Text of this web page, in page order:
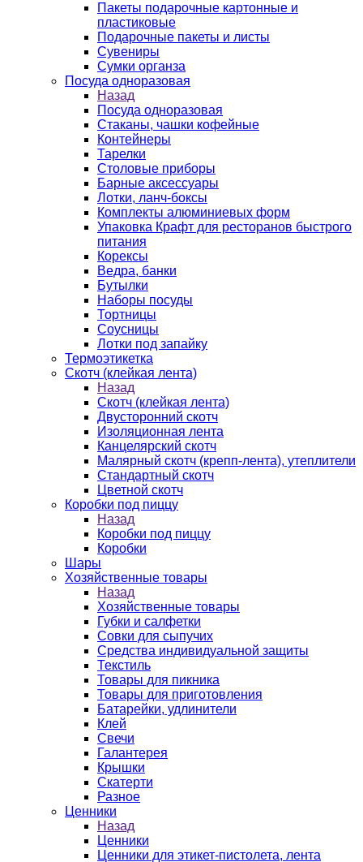
Пакеты подарочные картонные и
пластиковые
Подарочные пакеты и листы
Сувениры
Сумки органза
Посуда одноразовая
Назад
Посуда одноразовая
Стаканы, чашки кофейные
Контейнеры
Тарелки
Столовые приборы
Барные аксессуары
Лотки, ланч-боксы
Комплекты алюминиевых форм
Упаковка Крафт для ресторанов быстрого
питания
Корексы
Ведра, банки
Бутылки
Наборы посуды
Тортницы
Соусницы
Лотки под запайку
Термоэтикетка
Скотч (клейкая лента)
Назад
Скотч (клейкая лента)
Двусторонний скотч
Изоляционная лента
Канцелярский скотч
Малярный скотч (крепп-лента), утеплители
Стандартный скотч
Цветной скотч
Коробки под пиццу
Назад
Коробки под пиццу
Коробки
Шары
Хозяйственные товары
Назад
Хозяйственные товары
Губки и салфетки
Совки для сыпучих
Средства индивидуальной защиты
Текстиль
Товары для пикника
Товары для приготовления
Батарейки, удлинители
Клей
Свечи
Галантерея
Крышки
Скатерти
Разное
Ценники
Назад
Ценники
Ценники для этикет-пистолета, лента